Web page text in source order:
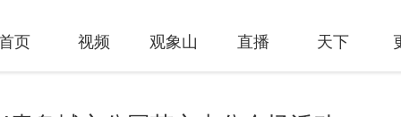
页 视频 观象山 直播 天下